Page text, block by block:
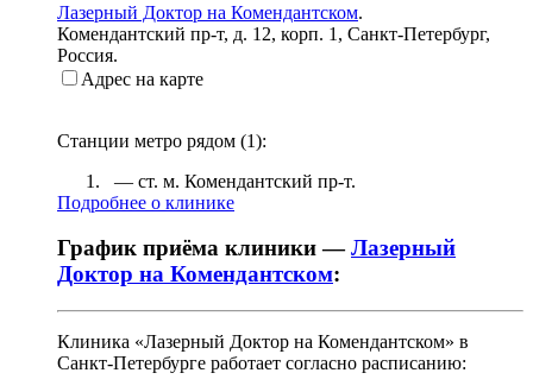
Лазерный Доктор на Комендантском.
Комендантский пр-т, д. 12, корп. 1 , Санкт-Петербург,
Россия.
Адрес на карте
Станции метро рядом (1):
— ст. м. Комендантский пр-т.
Подробнее о клинике
График приёма клиники —Лазерный
Доктор на Комендантском:
Клиника «Лазерный Доктор на Комендантском» в
Санкт-Петербурге работает согласно расписанию: